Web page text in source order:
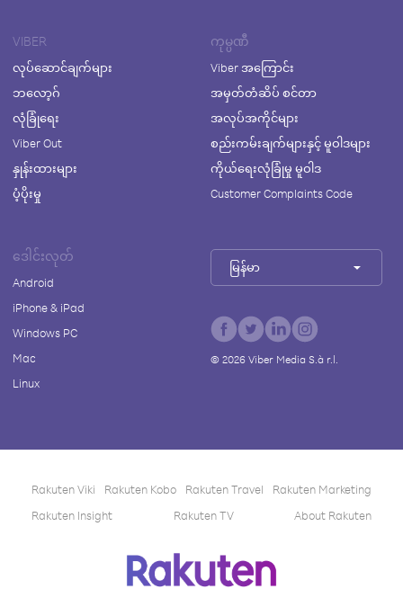
VIBER
လုပ်ဆောင်ချက်များ
ဘလော့ဂ်
လုံခြုံရေး
Viber Out
နှုန်းထားများ
ပံ့ပိုးမှု
ကုမ္ပဏီ
Viber အကြောင်း
အမှတ်တံဆိပ် စင်တာ
အလုပ်အကိုင်များ
စည်းကမ်းချက်များနှင့် မူဝါဒများ
ကိုယ်ရေးလုံခြုံမှု မူဝါဒ
Customer Complaints Code
ဒေါင်းလုတ်
Android
iPhone & iPad
Windows PC
Mac
Linux
မြန်မာ
© 2026Viber Media S.à r.l.
Rakuten Viki Rakuten Kobo Rakuten Travel
Rakuten Marketing
Rakuten Insight
Rakuten TV About Rakuten